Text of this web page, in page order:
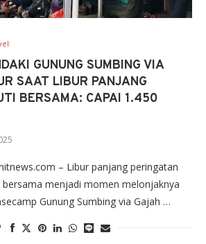
GUNUNG SUMBING VIA
SAAT LIBUR PANJANG
BERSAMA: CAPAI 1.450
– Libur panjang peringatan
bersama menjadi momen melonjaknya
Gunung Sumbing via Gajah …